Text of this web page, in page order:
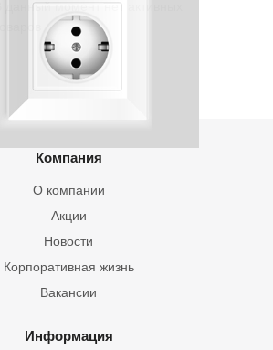
В данный момент нет активных
Компания
О компании
Акции
Новости
Корпоративная жизнь
Вакансии
Информация